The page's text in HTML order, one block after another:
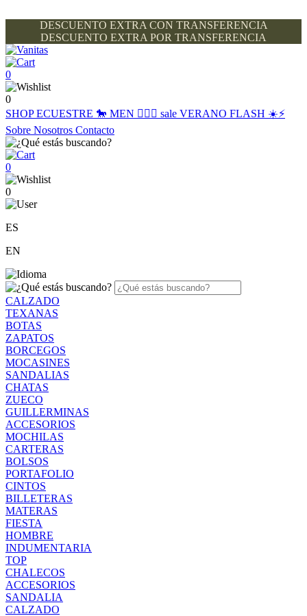
DESCUENTO EXTRA CON TRANSFERENCIA
DESCUENTO EXTRA POR TRANSFERENCIA
0
0
SHOPECUESTRE 🐎 MEN 🙋🏽‍♂️ sale VERANO FLASH ☀️⚡️
Sobre Nosotros Contacto
0
0
ES
EN
CALZADO
TEXANAS
BOTAS
ZAPATOS
BORCEGOS
MOCASINES
SANDALIAS
CHATAS
ZUECO
GUILLERMINAS
ACCESORIOS
MOCHILAS
CARTERAS
BOLSOS
PORTAFOLIO
CINTOS
BILLETERAS
MATERAS
FIESTA
HOMBRE
INDUMENTARIA
TOP
CHALECOS
ACCESORIOS
SANDALIA
CALZADO